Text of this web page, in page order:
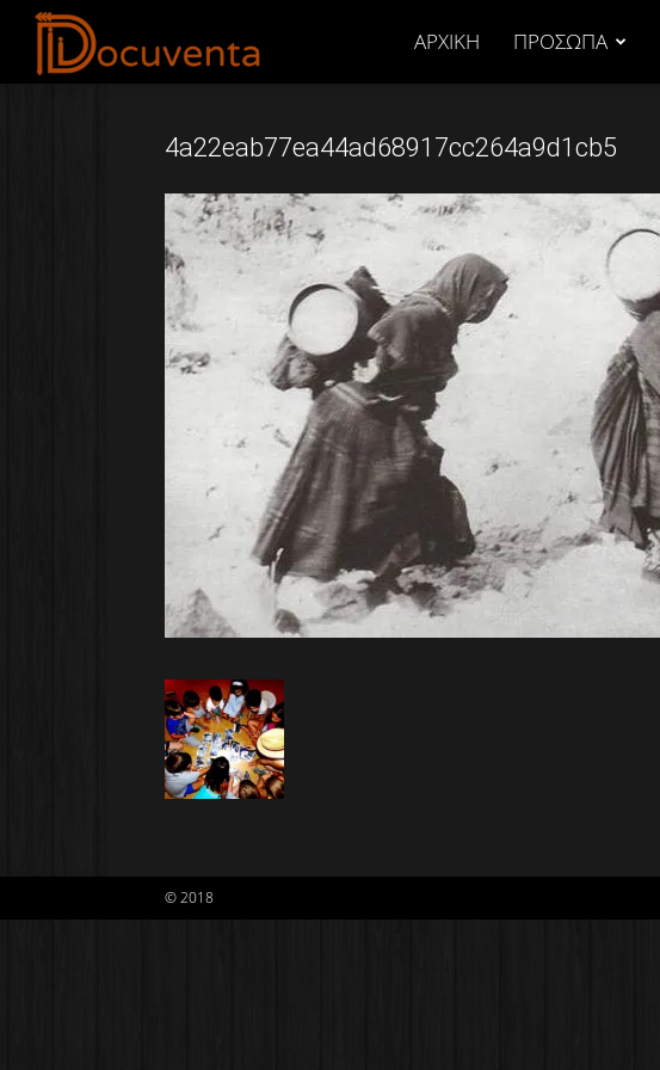
ΑΡΧΙΚΉ ΠΡΟΣΩΠΑ
4a22eab77ea44ad68917cc264a9d1cb5
© 2018